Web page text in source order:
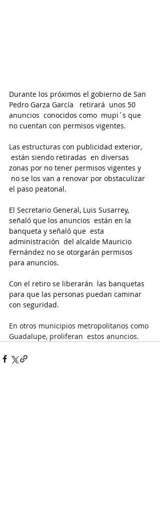
Durante los próximos el gobierno de San
Pedro Garza García   retirará  unos 50
anuncios  conocidos como  mupi´s que
no cuentan con permisos vigentes.
Las estructuras con publicidad exterior,
están siendo retiradas  en diversas
zonas por no tener permisos vigentes y
no se los van a renovar por obstaculizar
el paso peatonal.
El Secretario General, Luis Susarrey,
señaló que los anuncios  están en la
banqueta y señaló que  esta
administración  del alcalde Mauricio
Fernández no se otorgarán permisos
para anuncios.
Con el retiro se liberarán  las banquetas
para que las personas puedan caminar
con seguridad.
En otros municipios metropolitanos como
Guadalupe, proliferan  estos anuncios.